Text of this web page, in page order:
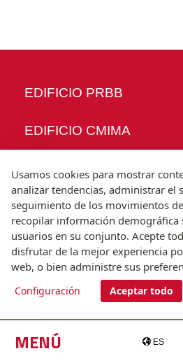
MENÚ ES
EDIFICIO PRBB
EDIFICIO CMIMA
SÍGUENOS
© Universitat
Barcelona
T.(+34) 93 542
Usamos cookies para mostrar
analizar tendencias, administrar el
seguimiento de los movimientos
recopilar información demográfica
usuarios en su conjunto. Acepte
disfrutar de la mejor experiencia
web, o bien administre sus
Configuración Aceptar todo